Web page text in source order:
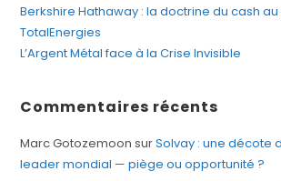
Berkshire Hathaway : la doctrine du cash
TotalEnergies
L’Argent Métal face à la Crise Invisible
Commentaires récents
Marc Gotozemoon surSolvay : une décote
leader mondial — piège ou opportunité ?